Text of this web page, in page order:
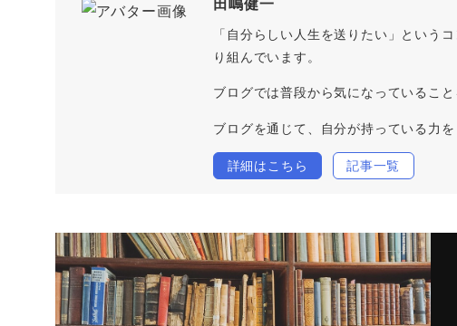
「自分らしい人生を送りたい」という
り組んでいます。
ブログでは普段から気になっていること
ブログを通じて、自分が持っている力
詳細はこちら 記事一覧